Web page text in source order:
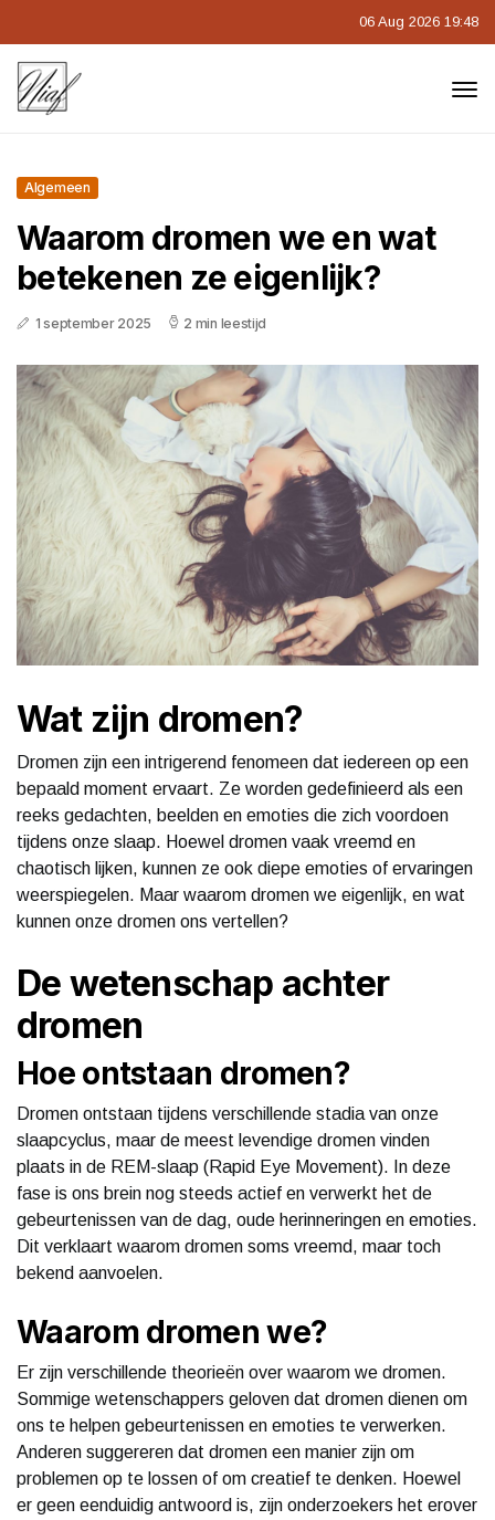
06 Aug 2026 19:48
Algemeen
Waarom dromen we en wat
betekenen ze eigenlijk?
1 september 2025 2 min leestijd
Wat zijn dromen?
Dromen zijn een intrigerend fenomeen dat iedereen op een
bepaald moment ervaart. Ze worden gedefinieerd als een
reeks gedachten, beelden en emoties die zich voordoen
tijdens onze slaap. Hoewel dromen vaak vreemd en
chaotisch lijken, kunnen ze ook diepe emoties of ervaringen
weerspiegelen. Maar waarom dromen we eigenlijk, en wat
kunnen onze dromen ons vertellen?
De wetenschap achter
dromen
Hoe ontstaan dromen?
Dromen ontstaan tijdens verschillende stadia van onze
slaapcyclus, maar de meest levendige dromen vinden
plaats in de REM-slaap (Rapid Eye Movement). In deze
fase is ons brein nog steeds actief en verwerkt het de
gebeurtenissen van de dag, oude herinneringen en emoties.
Dit verklaart waarom dromen soms vreemd, maar toch
bekend aanvoelen.
Waarom dromen we?
Er zijn verschillende theorieën over waarom we dromen.
Sommige wetenschappers geloven dat dromen dienen om
ons te helpen gebeurtenissen en emoties te verwerken.
Anderen suggereren dat dromen een manier zijn om
problemen op te lossen of om creatief te denken. Hoewel
er geen eenduidig antwoord is, zijn onderzoekers het erover